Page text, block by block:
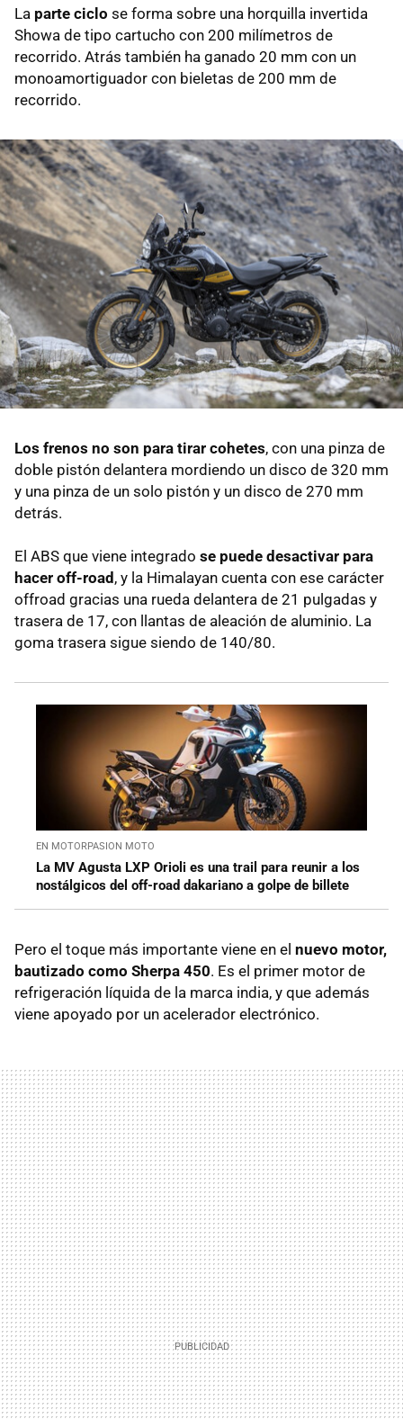
La parte ciclo se forma sobre una horquilla invertida
Showa de tipo cartucho con 200 milímetros de
recorrido. Atrás también ha ganado 20 mm con un
monoamortiguador con bieletas de 200 mm de
recorrido.
Los frenos no son para tirar cohetes, con una pinza de
doble pistón delantera mordiendo un disco de 320 mm
y una pinza de un solo pistón y un disco de 270 mm
detrás.
El ABS que viene integrado se puede desactivar para
hacer off-road, y la Himalayan cuenta con ese carácter
offroad gracias una rueda delantera de 21 pulgadas y
trasera de 17, con llantas de aleación de aluminio. La
goma trasera sigue siendo de 140/80.
EN MOTORPASION MOTO
La MV Agusta LXP Orioli es una trail para reunir a los
nostálgicos del off-road dakariano a golpe de billete
Pero el toque más importante viene en el nuevo motor,
bautizado como Sherpa 450. Es el primer motor de
refrigeración líquida de la marca india, y que además
viene apoyado por un acelerador electrónico.